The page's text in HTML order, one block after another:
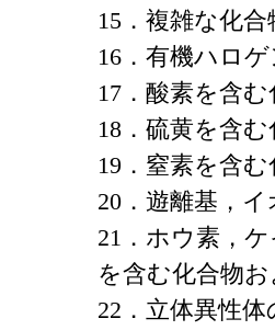
15．複雑な化
16．有機ハロ
17．酸素を含
18．硫黄を含
19．窒素を含
20．遊離基，イ
21．ホウ素，
を含む化合物
22．立体異性体